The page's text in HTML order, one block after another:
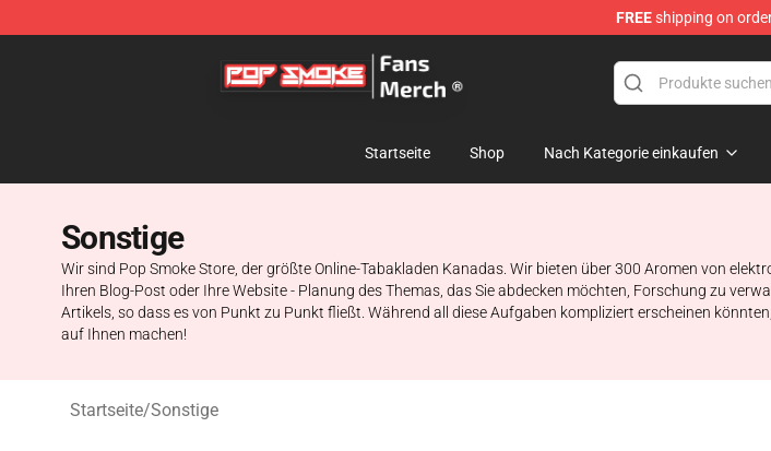
FREEshipping on
Pop Smoke Store - Official Pop Smoke Merchandise Shop
Startseite Shop Nach Kategorie einkaufen
Sonstige
Wir sind Pop Smoke Store, der größte Online-Tabakladen Kanadas. Wir bieten über 300 Aromen von
Ihren Blog-Post oder Ihre Website - Planung des Themas, das Sie abdecken möchten, Forschung zu
Artikels, so dass es von Punkt zu Punkt fließt. Während all diese Aufgaben kompliziert erscheinen
auf Ihnen machen!
Startseite/Sonstige